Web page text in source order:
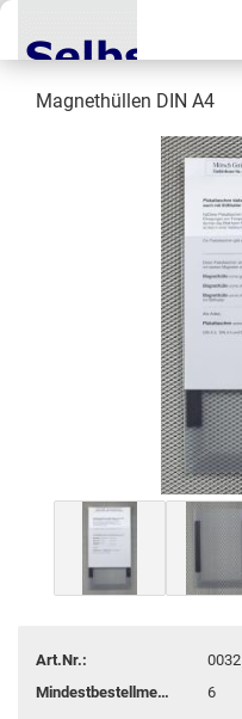
Magnethüllen DIN A4
Art.Nr.:
0032
Mindestbestellmenge:
6